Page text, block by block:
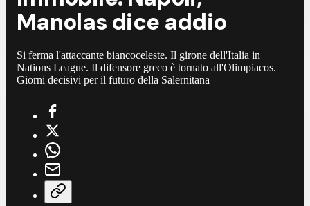
Manolas dice addio
Si ferma l'attaccante biancoceleste. Il girone dell'Italia in
Nations League. Il difensore greco è tornato all'Olimpiacos.
Giorni decisivi per il futuro della Salernitana